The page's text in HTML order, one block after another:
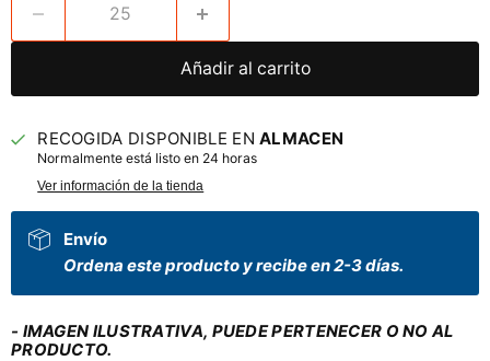
Añadir al carrito
RECOGIDA DISPONIBLE ENALMACEN
Normalmente está listo en 24 horas
Ver información de la tienda
Envío
Ordena este producto y recibe en 2-3 días.
- IMAGEN ILUSTRATIVA, PUEDE PERTENECER O NO AL
PRODUCTO.